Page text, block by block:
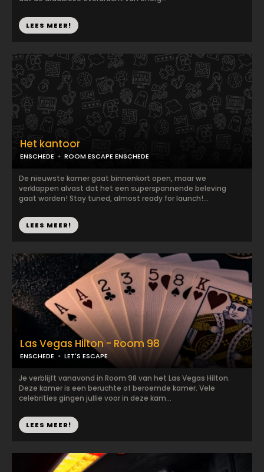
Het kantoor
ENSCHEDE ROOM ESCAPE ENSCHEDE
De nieuwste kamer gaat binnenkort open, maar we
verklappen alvast dat het een superspannende beleving
gaat worden! Stay tuned, almost ready for launch!...
LEES MEER!
LEES MEER!
Las Vegas Hilton - Room 98
ENSCHEDE LET'S ESCAPE
Je verblijft vanavond in Room 98 van het Las Vegas Hilton.
Deze kamer is een beruchte of beroemde kamer. Vele
celebrities gingen jullie voor in deze kam...
LEES MEER!